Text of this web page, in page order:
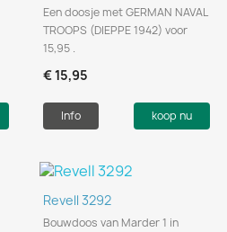
Een doosje met GERMAN NAVAL
TROOPS (DIEPPE 1942) voor
15,95 .
€ 15,95
Info koop nu
Revell 3292
Bouwdoos van Marder 1 in